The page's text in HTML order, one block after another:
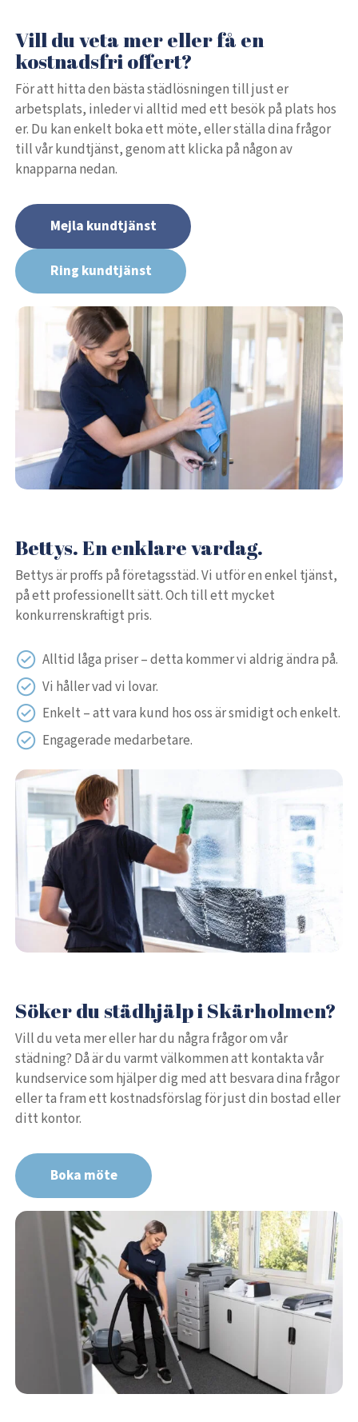
Vill du veta mer eller få en
kostnadsfri offert?
För att hitta den bästa städlösningen till just er
arbetsplats, inleder vi alltid med ett besök på plats hos
er. Du kan enkelt boka ett möte, eller ställa dina frågor
till vår kundtjänst, genom att klicka på någon av
knapparna nedan.
Mejla kundtjänst
Ring kundtjänst
Bettys. En enklare vardag.
Bettys är proffs på företagsstäd. Vi utför en enkel tjänst,
på ett professionellt sätt. Och till ett mycket
konkurrenskraftigt pris.
Alltid låga priser – detta kommer vi aldrig ändra på.
Vi håller vad vi lovar.
Enkelt – att vara kund hos oss är smidigt och enkelt.
Engagerade medarbetare.
Söker du städhjälp i Skärholmen?
Vill du veta mer eller har du några frågor om vår
städning? Då är du varmt välkommen att kontakta vår
kundservice som hjälper dig med att besvara dina frågor
eller ta fram ett kostnadsförslag för just din bostad eller
ditt kontor.
Boka möte